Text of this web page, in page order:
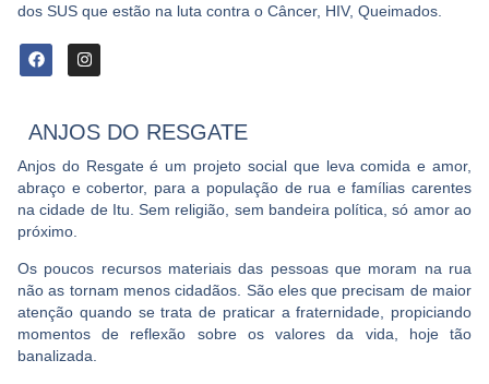
dos SUS que estão na luta contra o Câncer, HIV, Queimados.
ANJOS DO RESGATE
Anjos do Resgate é um projeto social que leva comida e amor,
abraço e cobertor, para a população de rua e famílias carentes
na cidade de Itu. Sem religião, sem bandeira política, só amor ao
próximo.
Os poucos recursos materiais das pessoas que moram na rua
não as tornam menos cidadãos. São eles que precisam de maior
atenção quando se trata de praticar a fraternidade, propiciando
momentos de reflexão sobre os valores da vida, hoje tão
banalizada.